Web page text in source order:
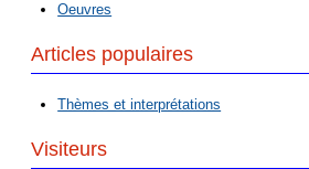
Oeuvres
Articles populaires
Thèmes et interprétations
Visiteurs